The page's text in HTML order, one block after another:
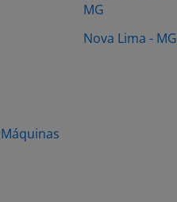
MG
Nova Lima - MG